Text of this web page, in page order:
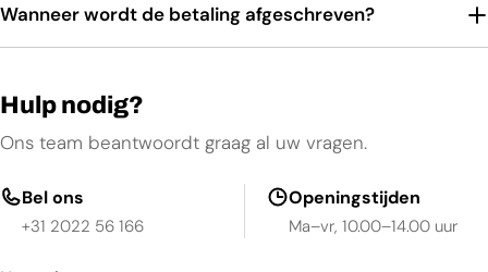
Wanneer wordt de betaling afgeschreven?
Hulp nodig?
Ons team beantwoordt graag al uw vragen.
Bel ons
+31 2022 56 166
Openingstijden
Ma–vr, 10.00–14.00 uur